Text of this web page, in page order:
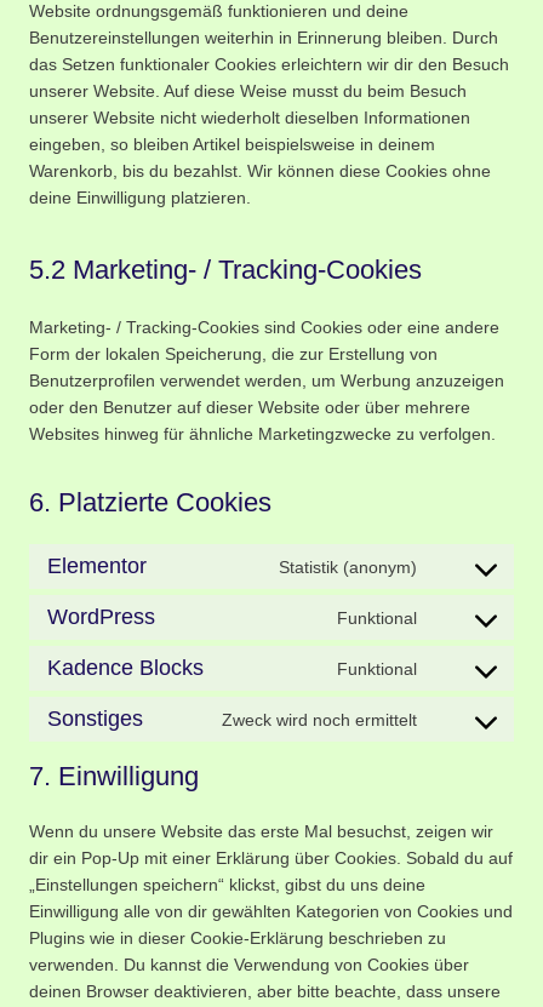
Website ordnungsgemäß funktionieren und deine
Benutzereinstellungen weiterhin in Erinnerung bleiben. Durch
das Setzen funktionaler Cookies erleichtern wir dir den Besuch
unserer Website. Auf diese Weise musst du beim Besuch
unserer Website nicht wiederholt dieselben Informationen
eingeben, so bleiben Artikel beispielsweise in deinem
Warenkorb, bis du bezahlst. Wir können diese Cookies ohne
deine Einwilligung platzieren.
5.2 Marketing- / Tracking-Cookies
Marketing- / Tracking-Cookies sind Cookies oder eine andere
Form der lokalen Speicherung, die zur Erstellung von
Benutzerprofilen verwendet werden, um Werbung anzuzeigen
oder den Benutzer auf dieser Website oder über mehrere
Websites hinweg für ähnliche Marketingzwecke zu verfolgen.
6. Platzierte Cookies
Elementor Statistik (anonym)
WordPress Funktional
Kadence Blocks Funktional
Sonstiges Zweck wird noch ermittelt
7. Einwilligung
Wenn du unsere Website das erste Mal besuchst, zeigen wir
dir ein Pop-Up mit einer Erklärung über Cookies. Sobald du auf
„Einstellungen speichern“ klickst, gibst du uns deine
Einwilligung alle von dir gewählten Kategorien von Cookies und
Plugins wie in dieser Cookie-Erklärung beschrieben zu
verwenden. Du kannst die Verwendung von Cookies über
deinen Browser deaktivieren, aber bitte beachte, dass unsere